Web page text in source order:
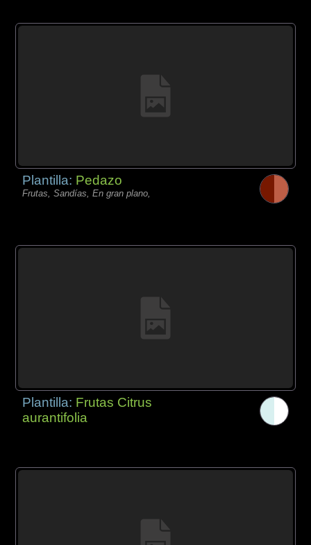
Plantilla: Pedazo
Frutas, Sandías, En gran plano,
Plantilla: Frutas Citrus
aurantifolia